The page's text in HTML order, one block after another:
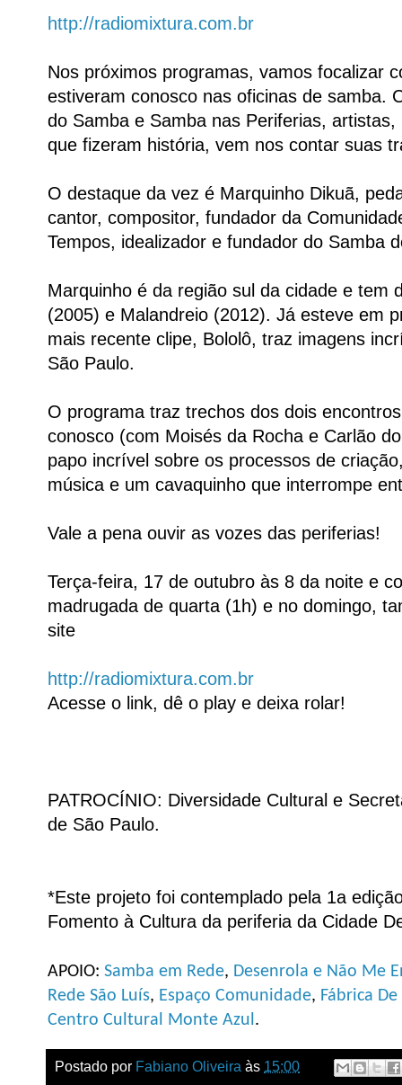
http://radiomixtura.com.br
Nos próximos programas, vamos focalizar
estiveram conosco nas oficinas de samba.
do Samba e Samba nas Periferias,
que fizeram história, vem nos contar suas
O destaque da vez é Marquinho Dikuã,
cantor, compositor, fundador da
Tempos, idealizador e fundador do Samba
Marquinho é da região sul da cidade e tem
(2005) e Malandreio (2012). Já esteve em
mais recente clipe, Bololô, traz imagens
São Paulo.
O programa traz trechos dos dois
conosco (com Moisés da Rocha e Carlão
papo incrível sobre os processos de
música e um cavaquinho que interrompe
Vale a pena ouvir as vozes das periferias!
Terça-feira, 17 de outubro às 8 da noite e
madrugada de quarta (1h) e no domingo,
site
http://radiomixtura.com.br
Acesse o link, dê o play e deixa rolar!
PATROCÍNIO: Diversidade Cultural e
de São Paulo.
*Este projeto foi contemplado pela 1a
Fomento à Cultura da periferia da Cidade
APOIO: Samba em Rede, Desenrola e Não Me
Rede São Luís, Espaço Comunidade, Fábrica
Centro Cultural Monte Azul.
Postado por Fabiano Oliveira às 15:00